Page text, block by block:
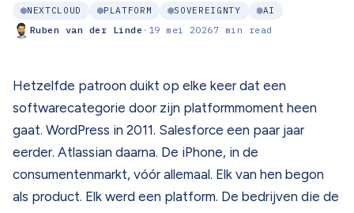
NEXTCLOUD PLATFORM SOVEREIGNTY AI
Ruben van der Linde · 19 mei 20267 min read
Hetzelfde patroon duikt op elke keer dat een
softwarecategorie door zijn platformmoment heen
gaat. WordPress in 2011. Salesforce een paar jaar
eerder. Atlassian daarna. De iPhone, in de
consumentenmarkt, vóór allemaal. Elk van hen begon
als product. Elk werd een platform. De bedrijven die de